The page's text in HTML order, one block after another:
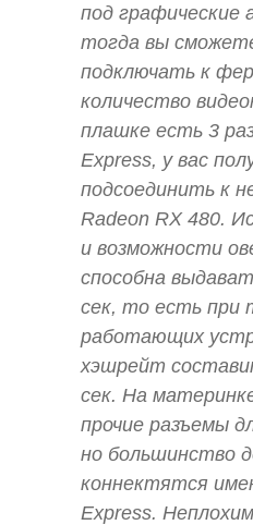
под
тогда вы
подключать к
количество
плашке есть 3
Express, у вас
подсоединить к
Radeon RX 480.
и возможности
способна
сек, то есть при
работающих
хэшрейт
сек. На
прочие разъемы
но большинство
коннектятся
Express.